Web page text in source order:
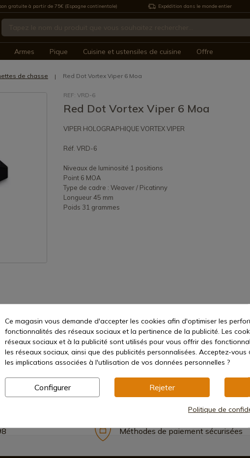
gratuite à partir de 75€ (Espagne continentale) Expédition dans le monde entier
Armes Pique Cuisine et ustensiles de cuisine Offre
de chasse Red Dot Vortex Viper 6 Moa
REF: VRD-6
Red Dot Vortex Viper 6 Moa
VIPER HOLOGRAPHIQUE VORTEX VIPER
Réf. VRD-6
Niveaux de luminosité 1 positions
Point 6 MOA
Type de cadre : Weaver / Picatinny
Longueur 45 mm
Poids 31 grammes
Méthodes de paiement sécurisées
Ce magasin vous demande d'accepter les cookies afin d'optimiser les
fonctionnalités des réseaux sociaux et la pertinence de la publicité. Les
réseaux sociaux et à la publicité sont utilisés pour vous offrir des
les réseaux sociaux, ainsi que des publicités personnalisées. Acceptez-vous
les implications associées à l'utilisation de vos données personnelles ?
Configurer Rejeter
Politique de